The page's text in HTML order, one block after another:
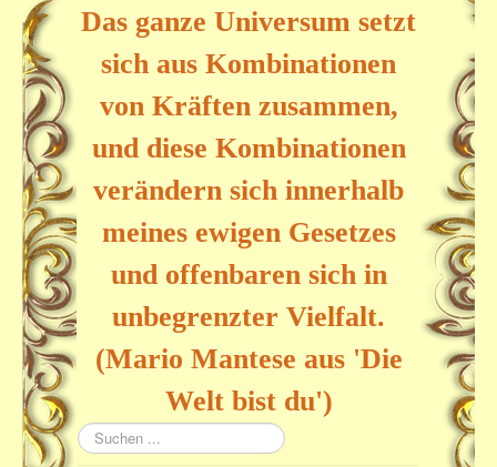
Das ganze Universum setzt
sich aus Kombinationen
von Kräften zusammen,
und diese Kombinationen
verändern sich innerhalb
meines ewigen Gesetzes
und offenbaren sich in
unbegrenzter Vielfalt.
(Mario Mantese aus 'Die
Welt bist du')
Suchen
...